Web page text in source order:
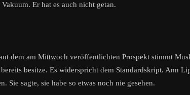
Er hat es auch nicht getan.
dem am Mittwoch veröffentlichten Prospekt stimmt
besitze. Es widerspricht dem Standardskript. Ann
Sie sagte, sie habe so etwas noch nie gesehen.